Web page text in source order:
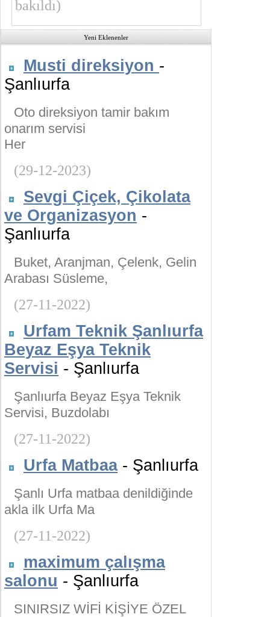
bakıldı)
Yeni Eklenenler
Musti direksiyon -
Şanlıurfa
Oto direksiyon tamir bakım
onarım servisi
Her
(29-12-2023)
Sevgi Çiçek, Çikolata
ve Organizasyon -
Şanlıurfa
Buket, Aranjman, Çelenk, Gelin
Arabası Süsleme,
(27-11-2022)
Urfam Teknik Şanlıurfa
Beyaz Eşya Teknik
Servisi - Şanlıurfa
Şanlıurfa Beyaz Eşya Teknik
Servisi, Buzdolabı
(27-11-2022)
Urfa Matbaa- Şanlıurfa
Şanlı Urfa matbaa denildiğinde
akla ilk Urfa Ma
(27-11-2022)
maximum çalışma
salonu - Şanlıurfa
SINIRSIZ WİFİ KİŞİYE ÖZEL